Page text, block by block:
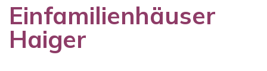
Einfamilienhäuser
Haiger